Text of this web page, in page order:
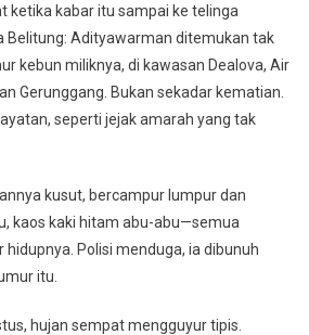
Adityawarman
:
Wartawan
Senior
Babel
Luka
ketika kabar itu sampai ke telinga
Belitung: Adityawarman ditemukan tak
kebun miliknya, di kawasan Dealova, Air
Gerunggang. Bukan sekadar kematian.
seperti jejak amarah yang tak
kusut, bercampur lumpur dan
kaos kaki hitam abu-abu—semua
hidupnya. Polisi menduga, ia dibunuh
itu.
hujan sempat mengguyur tipis.